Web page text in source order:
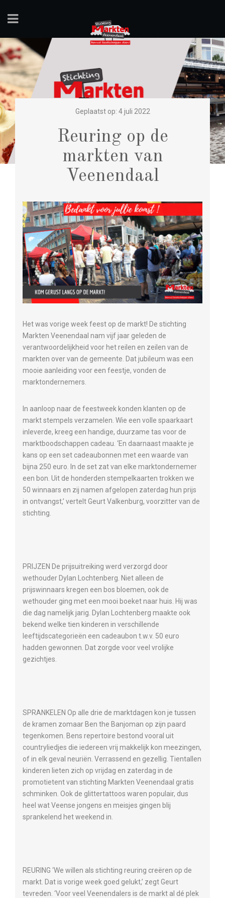
Geplaatst op: 4 juli 2022
Reuring op de
markten van
Veenendaal
Het was vorige week feest op de markt! De stichting
Markten Veenendaal nam vijf jaar geleden de
verantwoordelijkheid voor het reilen en zeilen van de
markten over van de gemeente. Dat jubileum was een
mooie aanleiding voor een feestje, vonden de
marktondernemers.
In aanloop naar de feestweek konden klanten op de
markt stempels verzamelen. Wie een volle spaarkaart
inleverde, kreeg een handige, duurzame tas voor de
marktboodschappen cadeau. ‘En daarnaast maakte je
kans op een set cadeaubonnen met een waarde van
bijna 250 euro. In de set zat van elke marktondernemer
een bon. Uit de honderden stempelkaarten trokken we
50 winnaars en zij namen afgelopen zaterdag hun prijs
in ontvangst,’ vertelt Geurt Valkenburg, voorzitter van de
stichting.
PRIJZEN De prijsuitreiking werd verzorgd door
wethouder Dylan Lochtenberg. Niet alleen de
prijswinnaars kregen een bos bloemen, ook de
wethouder ging met een mooi boeket naar huis. Hij was
die dag namelijk jarig. Dylan Lochtenberg maakte ook
bekend welke tien kinderen in verschillende
leeftijdscategorieën een cadeaubon t.w.v. 50 euro
hadden gewonnen. Dat zorgde voor veel vrolijke
gezichtjes.
SPRANKELEN Op alle drie de marktdagen kon je tussen
de kramen zomaar Ben the Banjoman op zijn paard
tegenkomen. Bens repertoire bestond vooral uit
countryliedjes die iedereen vrij makkelijk kon meezingen,
of in elk geval neuriën. Verrassend en gezellig. Tientallen
kinderen lieten zich op vrijdag en zaterdag in de
promotietent van stichting Markten Veenendaal gratis
schminken. Ook de glittertattoos waren populair, dus
heel wat Veense jongens en meisjes gingen blij
sprankelend het weekend in.
REURING ‘We willen als stichting reuring creëren op de
markt. Dat is vorige week goed gelukt,’ zegt Geurt
tevreden. ‘Voor veel Veenendalers is de markt al dé plek